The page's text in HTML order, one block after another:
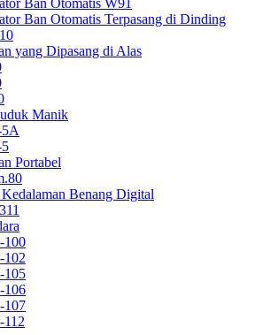
Ban Otomatis W91
Ban Otomatis Terpasang di Dinding
yang Dipasang di Alas
Manik
Portabel
Benang Digital
100
102
105
106
107